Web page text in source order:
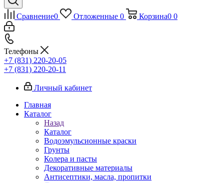
Сравнение0 Отложенные 0 Корзина0 0
Телефоны
+7 (831) 220-20-05
+7 (831) 220-20-11
Личный кабинет
Главная
Каталог
Назад
Каталог
Водоэмульсионные краски
Грунты
Колера и пасты
Декоративные материалы
Антисептики, масла, пропитки